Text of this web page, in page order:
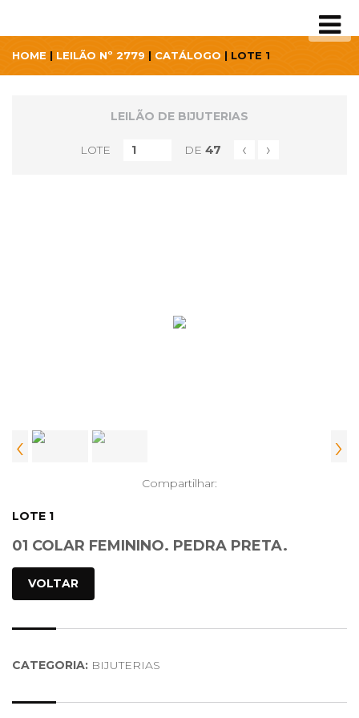
HOME | LEILÃO Nº 2779 | CATÁLOGO | LOTE 1
LEILÃO DE BIJUTERIAS
LOTE DE 47 ‹ ›
‹ ›
Compartilhar:
LOTE 1
01 COLAR FEMININO. PEDRA PRETA.
VOLTAR
CATEGORIA: BIJUTERIAS